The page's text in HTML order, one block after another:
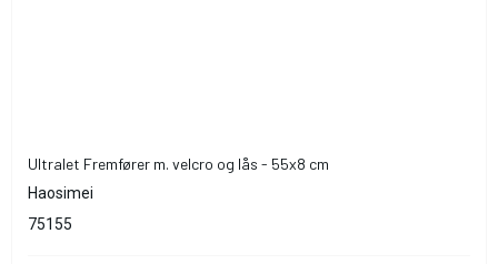
Ultralet Fremfører m. velcro og lås - 55x8 cm
Haosimei
75155